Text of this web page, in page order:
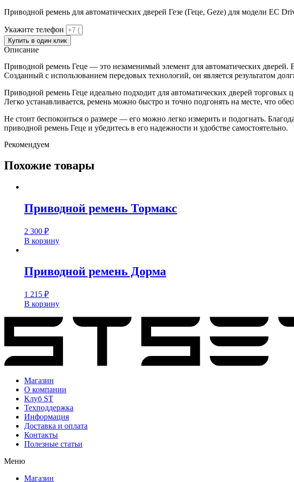
Приводной ремень для автоматических дверей Гезе (Геце, Geze) для модели EC
Укажите телефон
Купить в один клик
Описание
Приводной ремень Геце — это незаменимый элемент для автоматических
Созданный с использованием передовых технологий, он является результатом
Приводной ремень Геце идеально подходит для автоматических дверей
Легко устанавливается, ремень можно быстро и точно подгонять на месте, что
Не стоит беспокоиться о размере — его можно легко измерить и подогнать.
приводной ремень Геце и убедитесь в его надежности и удобстве самостоятельно.
Рекомендуем
Похожие товары
Приводной ремень Тормакс
2 300 ₽
В корзину
Приводной ремень Дорма
1 215 ₽
В корзину
Магазин
О компании
Клуб ST
Техподдержка
Информация
Доставка и оплата
Контакты
Полезные статьи
Меню
Магазин